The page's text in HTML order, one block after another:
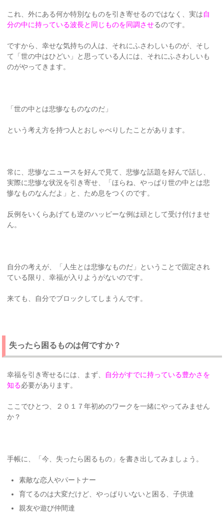
これ、外にある何か特別なものを引き寄せるのではなく、実は自
分の中に持っている波長と同じものを同調させるのです。
ですから、幸せな気持ちの人は、それにふさわしいものが、そし
て「世の中はひどい」と思っている人には、それにふさわしいも
のがやってきます。
「世の中とは悲惨なものなのだ」
という考え方を持つ人とおしゃべりしたことがあります。
常に、悲惨なニュースを好んで見て、悲惨な話題を好んで話し、
実際に悲惨な状況を引き寄せ、「ほらね、やっぱり世の中とは悲
惨なものなんだよ」と、ため息をつくのです。
反例をいくらあげても逆のハッピーな例は頑として受け付けませ
ん。
自分の考えが、「人生とは悲惨なものだ」ということで固定され
ている限り、幸福が入りようがないのです。
来ても、自分でブロックしてしまうんです。
失ったら困るものは何ですか？
幸福を引き寄せるには、まず、 自分がすでに持っている豊かさを
知る必要があります。
ここでひとつ、２０１７年初めのワークを一緒にやってみません
か？
手帳に、「今、失ったら困るもの」を書き出してみましょう。
素敵な恋人やパートナー
育てるのは大変だけど、やっぱりいないと困る、子供達
親友や遊び仲間達